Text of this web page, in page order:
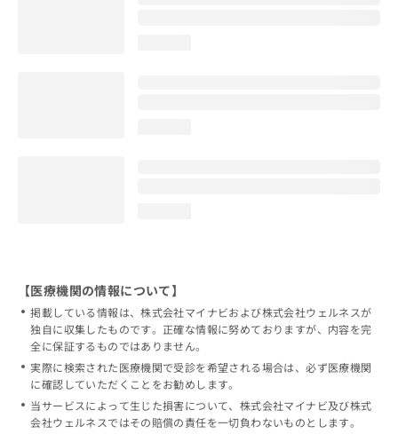
【医療機関の情報について】
掲載している情報は、株式会社マイナビおよび株式会社ウェルネスが
独自に収集したものです。正確な情報に努めておりますが、内容を完
全に保証するものではありません。
実際に検索された医療機関で受診を希望される場合は、必ず医療機関
に確認していただくことをお勧めします。
当サービスによって生じた損害について、株式会社マイナビ及び株式
会社ウェルネスではその賠償の責任を一切負わないものとします。